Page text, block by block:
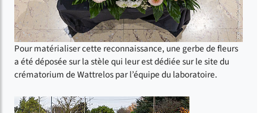
Pour matérialiser cette reconnaissance, une gerbe de fleurs
a été déposée sur la stèle qui leur est dédiée sur le site du
crématorium de Wattrelos par l’équipe du laboratoire.